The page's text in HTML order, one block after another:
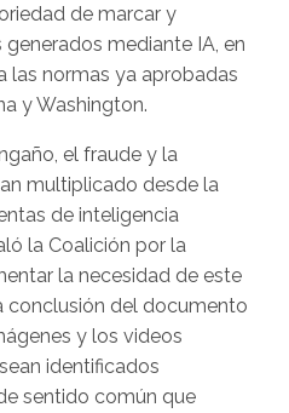
de marcar y
mediante IA, en
las normas ya aprobadas
y Washington.
el fraude y la
multiplicado desde la
de inteligencia
la Coalición por la
la necesidad de este
conclusión del documento
y los videos
identificados
sentido común que